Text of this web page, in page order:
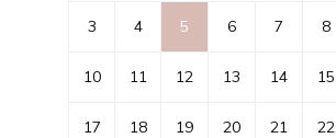
3 4 5 6 7 8
10 11 12 13 14 15
17 18 19 20 21 22